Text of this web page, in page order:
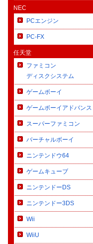
NEC
PCエンジン
PC-FX
任天堂
ファミコン
ディスクシステム
ゲームボーイ
ゲームボーイアドバンス
スーパーファミコン
バーチャルボーイ
ニンテンドウ64
ゲームキューブ
ニンテンドーDS
ニンテンドー3DS
Wii
WiiU